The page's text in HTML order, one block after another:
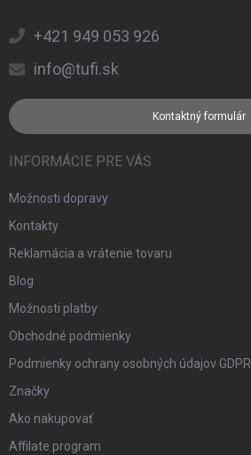
+421 949 053 926
info@tufi.sk
Kontaktný formulár
INFORMÁCIE PRE VÁS
Možnosti dopravy
Kontakty
Reklamácia a vrátenie tovaru
Blog
Možnosti platby
Obchodné podmienky
Podmienky ochrany osobných údajov GDPR
Značky
Ako nakupovať
Affilate program